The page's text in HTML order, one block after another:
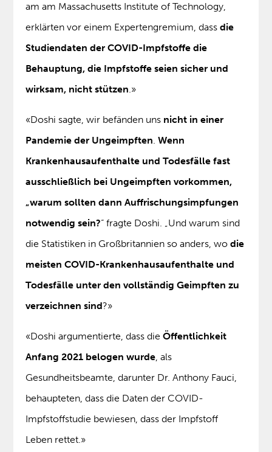
am am Massachusetts Institute of Technology,
erklärten vor einem Expertengremium, dassdie
Studiendaten der COVID-Impfstoffe die
Behauptung, die Impfstoffe seien sicher und
wirksam, nicht stützen.»
«Doshi sagte, wir befänden uns nicht in einer
Pandemie der Ungeimpften.Wenn
Krankenhausaufenthalte und Todesfälle fast
ausschließlich bei Ungeimpften vorkommen,
„warum sollten dann Auffrischungsimpfungen
notwendig sein?“ fragte Doshi. „Und warum sind
die Statistiken in Großbritannien so anders, wodie
meisten COVID-Krankenhausaufenthalte und
Todesfälle unter den vollständig Geimpften zu
verzeichnen sind?»
«Doshi argumentierte, dass dieÖffentlichkeit
Anfang 2021 belogen wurde, als
Gesundheitsbeamte, darunter Dr. Anthony Fauci,
behaupteten, dass die Daten der COVID-
Impfstoffstudie bewiesen, dass der Impfstoff
Leben rettet.»